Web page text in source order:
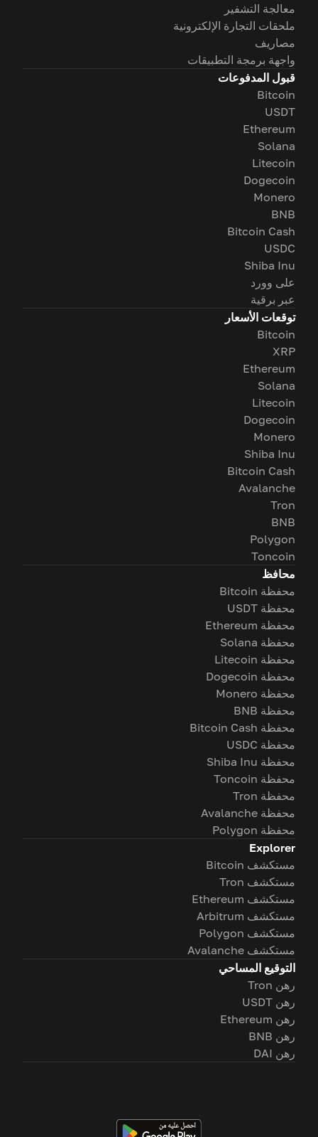
معالجة التشفير
ملحقات التجارة الإلكترونية
مصاريف
واجهة برمجة التطبيقات
قبول المدفوعات
Bitcoin
USDT
Ethereum
Solana
Litecoin
Dogecoin
Monero
BNB
Bitcoin Cash
USDC
Shiba Inu
على وورد
عبر برقية
توقعات الأسعار
Bitcoin
XRP
Ethereum
Solana
Litecoin
Dogecoin
Monero
Shiba Inu
Bitcoin Cash
Avalanche
Tron
BNB
Polygon
Toncoin
محافظ
محفظة Bitcoin
محفظة USDT
محفظة Ethereum
محفظة Solana
محفظة Litecoin
محفظة Dogecoin
محفظة Monero
محفظة BNB
محفظة Bitcoin Cash
محفظة USDC
محفظة Shiba Inu
محفظة Toncoin
محفظة Tron
محفظة Avalanche
محفظة Polygon
Explorer
مستكشف Bitcoin
مستكشف Tron
مستكشف Ethereum
مستكشف Arbitrum
مستكشف Polygon
مستكشف Avalanche
التوقيع المساحي
رهن Tron
رهن USDT
رهن Ethereum
رهن BNB
رهن DAI